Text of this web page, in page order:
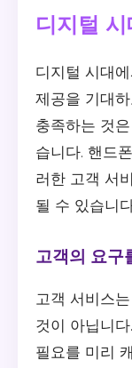
디지털
디지털 시대
제공을 기대
충족하는 것
습니다. 핸드
러한 고객 서
될 수 있습니
고객의 요구
고객 서비스
것이 아닙니
필요를 미리